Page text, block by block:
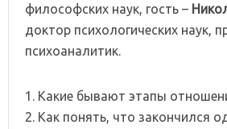
философских наук, гость –
доктор психологических наук,
психоаналитик.
1. Какие бывают этапы
2. Как понять, что закончился